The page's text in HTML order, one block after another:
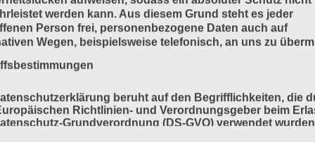
werden kann. Aus diesem Grund steht es jeder
Person frei, personenbezogene Daten auch auf
Wegen, beispielsweise telefonisch, an uns zu
beruht auf den Begrifflichkeiten, die
Richtlinien- und Verordnungsgeber beim
Grundverordnung (DS-GVO) verwendet